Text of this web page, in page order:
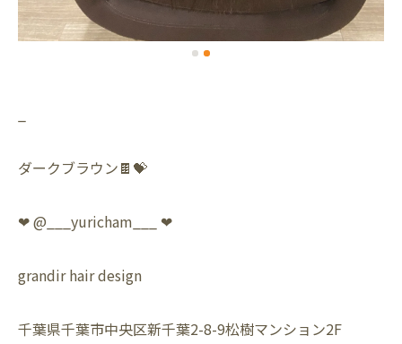
ダークブラウン🍫💝
❤︎ @___yuricham___ ❤︎
grandir hair design
千葉県千葉市中央区新千葉2-8-9松樹マンション2F